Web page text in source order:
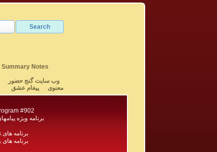
Summary Notes
وب سایت گنج حضور
معنوی
پیغام عشق
#902
1 برنامه ویژه
برنامه
برنامه های